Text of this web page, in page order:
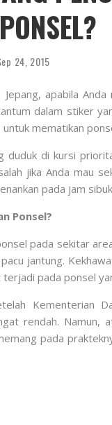
24, 2015
apabila
dalam stiker
mematikan
duduk di kursi
jika Anda mau
pada jam
Ponsel?
pada sekitar
jantung.
pada ponsel
Kementerian
rendah.
pada